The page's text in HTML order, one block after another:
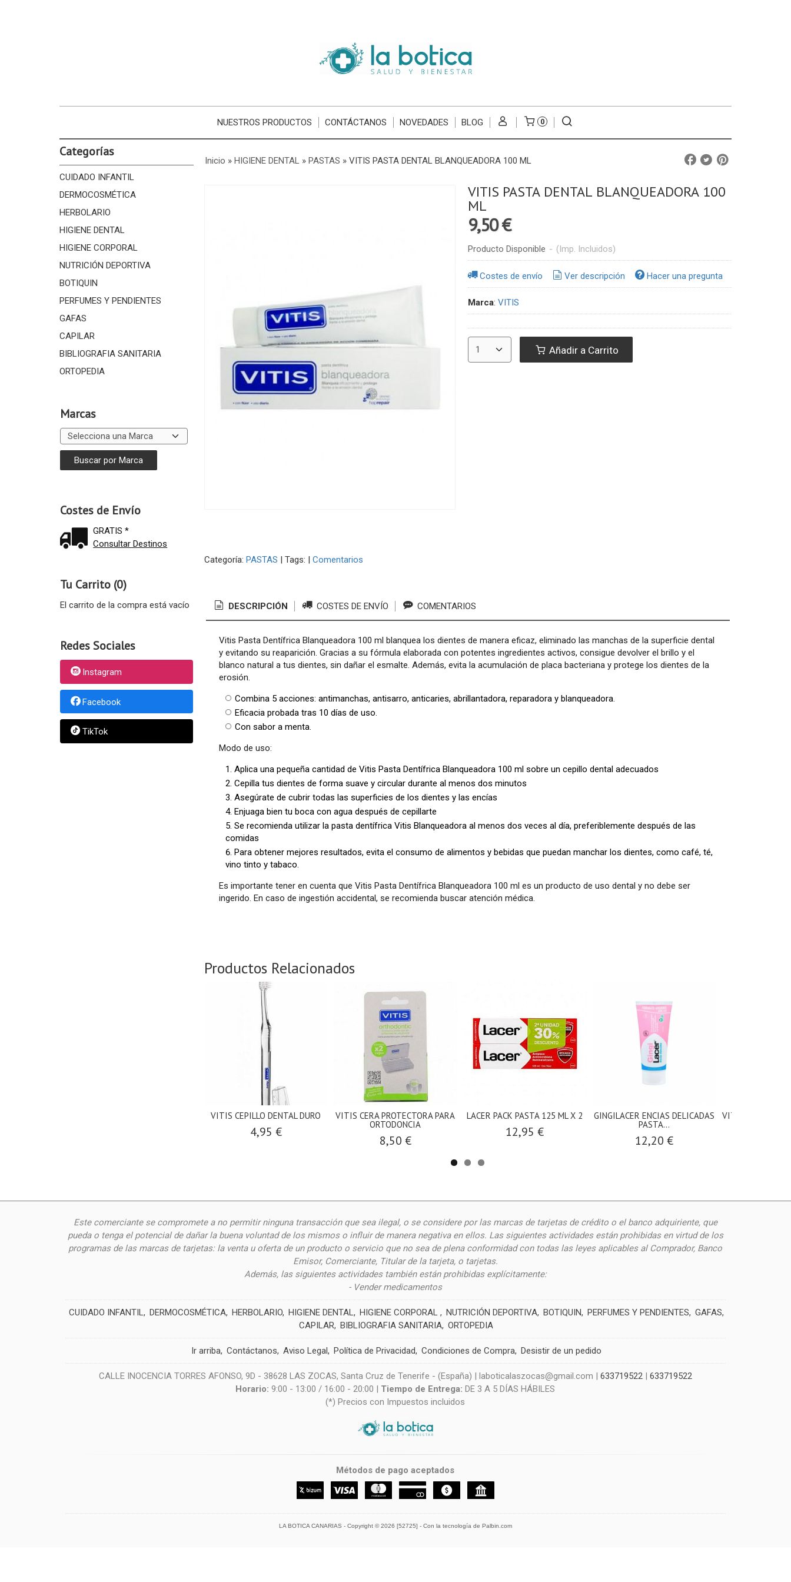
NUESTROS PRODUCTOS CONTÁCTANOS NOVEDADES BLOG 0
Categorías
CUIDADO INFANTIL
DERMOCOSMÉTICA
HERBOLARIO
HIGIENE DENTAL
HIGIENE CORPORAL
NUTRICIÓN DEPORTIVA
BOTIQUIN
PERFUMES Y PENDIENTES
GAFAS
CAPILAR
BIBLIOGRAFIA SANITARIA
ORTOPEDIA
Marcas
Costes de Envío
GRATIS *
Consultar Destinos
Tu Carrito (0)
El carrito de la compra está vacío
Redes Sociales
Instagram
Facebook
TikTok
Inicio » HIGIENE DENTAL» PASTAS » VITIS PASTA DENTAL BLANQUEADORA 100 ML
VITIS PASTA DENTAL BLANQUEADORA 100
ML
9,50 €
Producto Disponible - (Imp. Incluidos)
Costes de envío Ver descripción Hacer una pregunta
Marca: VITIS
Añadir a Carrito
Categoría: PASTAS | Tags: | Comentarios
DESCRIPCIÓN COSTES DE ENVÍO COMENTARIOS
Vitis Pasta Dentífrica Blanqueadora 100 ml blanquea los dientes de manera eficaz, eliminado las manchas de la superficie dental
y evitando su reaparición. Gracias a su fórmula elaborada con potentes ingredientes activos, consigue devolver el brillo y el
blanco natural a tus dientes, sin dañar el esmalte. Además, evita la acumulación de placa bacteriana y protege los dientes de la
erosión.
Combina 5 acciones: antimanchas, antisarro, anticaries, abrillantadora, reparadora y blanqueadora.
Eficacia probada tras 10 días de uso.
Con sabor a menta.
Modo de uso:
Aplica una pequeña cantidad de Vitis Pasta Dentífrica Blanqueadora 100 ml sobre un cepillo dental adecuados
Cepilla tus dientes de forma suave y circular durante al menos dos minutos
Asegúrate de cubrir todas las superficies de los dientes y las encías
Enjuaga bien tu boca con agua después de cepillarte
Se recomienda utilizar la pasta dentífrica Vitis Blanqueadora al menos dos veces al día, preferiblemente después de las
comidas
Para obtener mejores resultados, evita el consumo de alimentos y bebidas que puedan manchar los dientes, como café, té,
vino tinto y tabaco.
Es importante tener en cuenta que Vitis Pasta Dentífrica Blanqueadora 100 ml es un producto de uso dental y no debe ser
ingerido. En caso de ingestión accidental, se recomienda buscar atención médica.
Productos Relacionados
VITIS CEPILLO DENTAL DURO
4,95 €
VITIS CERA PROTECTORA PARA
ORTODONCIA
8,50 €
LACER PACK PASTA 125 ML X 2
12,95 €
GINGILACER ENCIAS DELICADAS
PASTA...
12,20 €
VITIS JUNIOR
Este comerciante se compromete a no permitir ninguna transacción que sea ilegal, o se considere por las marcas de tarjetas de crédito o el banco adquiriente, que
pueda o tenga el potencial de dañar la buena voluntad de los mismos o influir de manera negativa en ellos. Las siguientes actividades están prohibidas en virtud de los
programas de las marcas de tarjetas: la venta u oferta de un producto o servicio que no sea de plena conformidad con todas las leyes aplicables al Comprador, Banco
Emisor, Comerciante, Titular de la tarjeta, o tarjetas.
Además, las siguientes actividades también están prohibidas explícitamente:
- Vender medicamentos
CUIDADO INFANTIL DERMOCOSMÉTICA HERBOLARIO HIGIENE DENTAL HIGIENE CORPORAL NUTRICIÓN DEPORTIVA BOTIQUIN PERFUMES Y PENDIENTES
GAFAS
CAPILAR BIBLIOGRAFIA SANITARIA ORTOPEDIA
Ir arriba Contáctanos Aviso Legal Política de Privacidad Condiciones de Compra Desistir de un pedido
CALLE INOCENCIA TORRES AFONSO, 9D - 38628 LAS ZOCAS, Santa Cruz de Tenerife - (España) | laboticalaszocas@gmail.com | 633719522| 633719522
Horario:9:00 - 13:00 / 16:00 - 20:00 | Tiempo de Entrega:DE 3 A 5 DÍAS HÁBILES
(*) Precios con Impuestos incluidos
Métodos de pago aceptados
LA BOTICA CANARIAS - Copyright © 2026 [52725] - Con la tecnología de Palbin.com